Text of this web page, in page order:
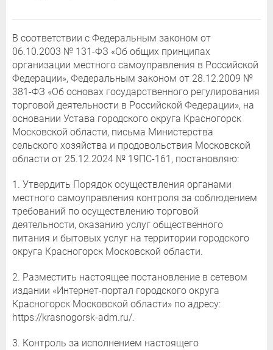
В соответствии с Федеральным законом от
06.10.2003 № 131-ФЗ «Об общих принципах
организации местного самоуправления в Российской
Федерации», Федеральным законом от 28.12.2009 №
381-ФЗ «Об основах государственного регулирования
торговой деятельности в Российской Федерации», на
основании Устава городского округа Красногорск
Московской области, письма Министерства
сельского хозяйства и продовольствия Московской
области от 25.12.2024 № 19ПС-161, постановляю:
1. Утвердить Порядок осуществления органами
местного самоуправления контроля за соблюдением
требований по осуществлению торговой
деятельности, оказанию услуг общественного
питания и бытовых услуг на территории городского
округа Красногорск Московской области.
2. Разместить настоящее постановление в сетевом
издании «Интернет-портал городского округа
Красногорск Московской области» по адресу:
https://krasnogorsk-adm.ru/.
3. Контроль за исполнением настоящего